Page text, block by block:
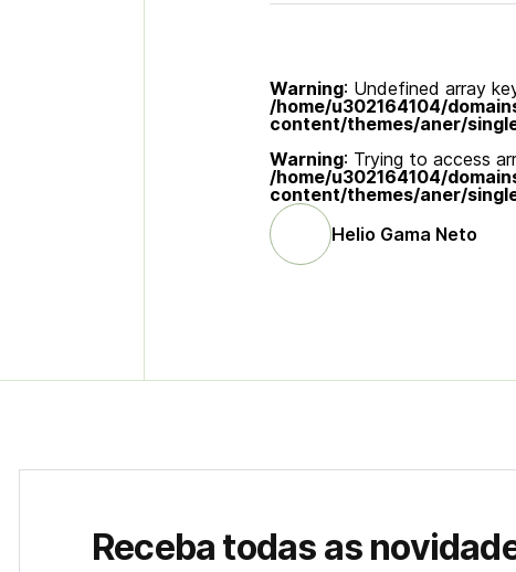
Warning: Undefined array
/home/u302164104/
content/themes/aner/
Warning: Trying to access
/home/u302164104/
content/themes/aner/
Helio Gama Neto
Receba todas as